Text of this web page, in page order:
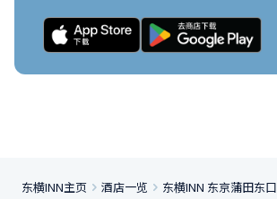
东横INN主页 酒店一览 东横INN 东京蒲田东口